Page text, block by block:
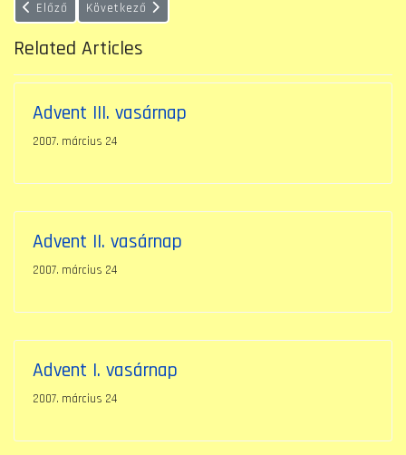
Előző cikk: Évközi 18. vasárnap (B év)
Előző Következő cikk: Évközi 16. vasárnap (B év)
Következő
Related Articles
Advent III. vasárnap
2007. március 24
Advent II. vasárnap
2007. március 24
Advent I. vasárnap
2007. március 24